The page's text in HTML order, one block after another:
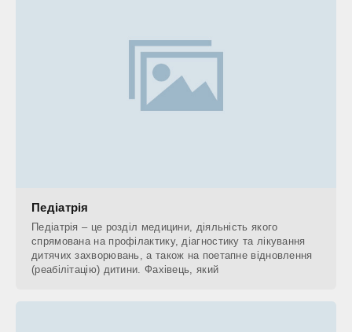
Педіатрія
Педіатрія – це розділ медицини, діяльність якого
спрямована на профілактику, діагностику та лікування
дитячих захворювань, а також на поетапне відновлення
(реабілітацію) дитини. Фахівець, який